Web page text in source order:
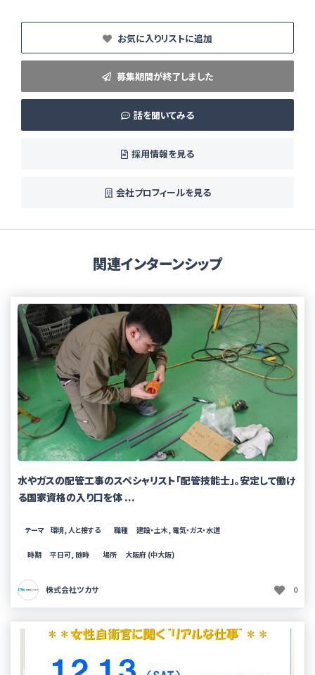
お気に入りリストに追加
募集期間が終了しました
話を聞いてみる
採用情報を見る
会社プロフィールを見る
関連インターンシップ
水やガスの配管工事のスペシャリスト「配管技能士」。安定して働け
る国家資格の入り口を体 ...
テーマ 環境, 人と接する 職種 建設・土木, 電気・ガス・水道
時期 平日可, 随時 場所 大阪府 (中大阪)
株式会社ツカサ 0